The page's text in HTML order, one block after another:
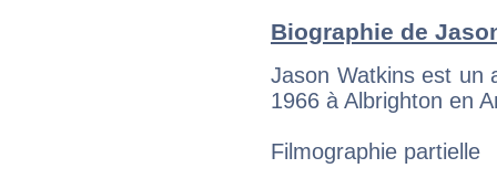
Biographie de
Jason Watkins est un
1966 à Albrighton en
Filmographie partielle